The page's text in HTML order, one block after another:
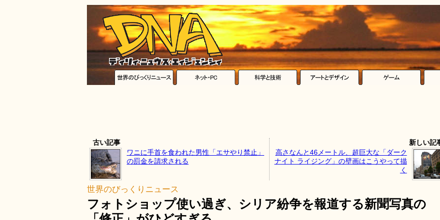
古い記事
ワニに手首を食われた男性「エサやり禁止」
の罰金を請求される
新しい記
高さなんと46メートル、超巨大な「ダーク
ナイト ライジング」の壁画はこうやって描
く
世界のびっくりニュース
フォトショップ使い過ぎ、シリア紛争を報道する新聞写真の